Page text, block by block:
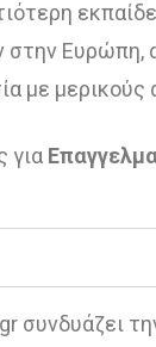
Ευρώπη,
με
για
συνδυάζει